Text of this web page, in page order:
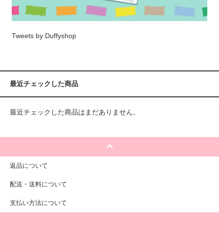
Tweets by Duffyshop
最近チェックした商品
最近チェックした商品はまだありません。
返品について
配送・送料について
支払い方法について